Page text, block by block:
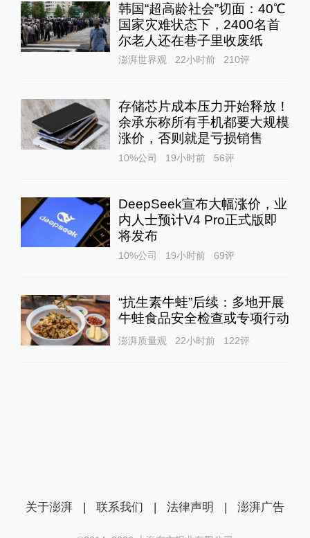
韩国“超高龄社会”切面：40℃
国家灾难状态下，2400名首
尔老人还在巷子里收废纸
澎湃世界观 22小时前 210评
存储芯片成本压力开始释放！
余承东称所有手机都要大规模
涨价，否则就是亏损销售
10%公司 19小时前 56评
DeepSeek宣布大幅涨价，业
内人士预计V4 Pro正式版即
将发布
10%公司 19小时前 69评
“抗生素牛蛙”后续：多地开展
牛蛙食品安全检查或专项行动
澎湃质量观 22小时前 122评
关于澎湃 | 联系我们 | 法律声明 | 澎湃广告